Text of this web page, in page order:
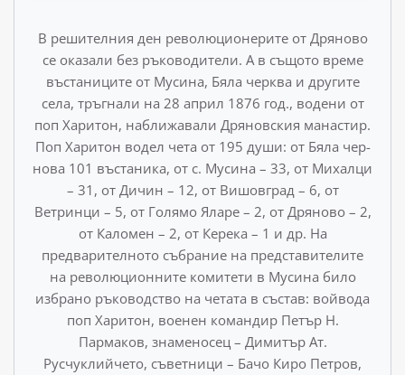
В решителния ден революционерите от Дряново
се оказа­ли без ръководители. А в същото време
въстаниците от Му­сина, Бяла черква и другите
села, тръгнали на 28 април 1876 год., водени от
поп Харитон, наближавали Дряновския манастир.
Поп Харитон водел чета от 195 души: от Бяла чер­
нова 101 въстаника, от с. Мусина – 33, от Михалци
– 31, от Дичин – 12, от Вишовград – 6, от
Ветринци – 5, от Голямо Яларе – 2, от Дряново – 2,
от Каломен – 2, от Керека – 1 и др. На
предварителното събрание на представителите
на ре­волюционните комитети в Мусина било
избрано ръководство на четата в състав: войвода
поп Харитон, военен командир Петър Н.
Пармаков, знаменосец – Димитър Ат.
Русчуклийчето, съветници – Бачо Киро Петров,